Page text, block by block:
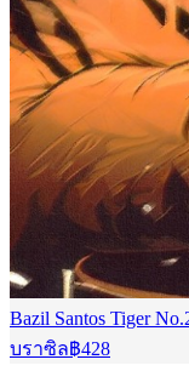
Bazil Santos Tiger
บราซิล฿428